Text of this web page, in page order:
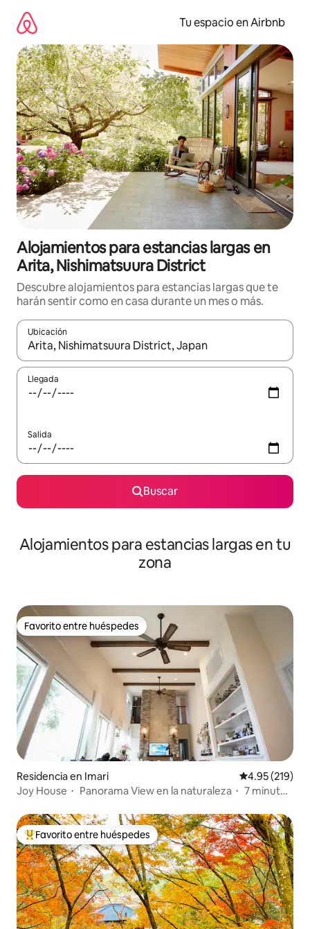
contenido
Tu espacio en Airbnb
Alojamientos para estancias largas en
Arita, Nishimatsuura District
Descubre alojamientos para estancias largas que te
harán sentir como en casa durante un mes o más.
Ubicación
Cuando los resultados estén disponibles, podrás navegar
Llegada
Salida
Buscar
Alojamientos para estancias largas en tu
zona
Favorito entre huéspedes
Favorito entre huéspedes
Residencia en Imari Calificación
4.95 (219)
Joy House・ Panorama View en la naturaleza・ 7 minutos
De los mejores en Favorito entre huéspedes
Favorito entre huéspedes